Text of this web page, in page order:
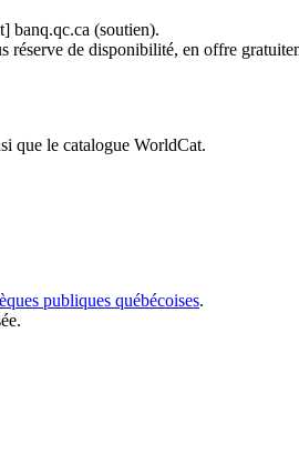
banq.qc.ca (soutien).
réserve de disponibilité, en offre
que le catalogue WorldCat.
publiques québécoises.